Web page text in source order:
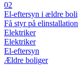
02
El-eftersyn i ældre
Få styr på
Elektriker
Elektriker
El-eftersyn
Ældre boliger